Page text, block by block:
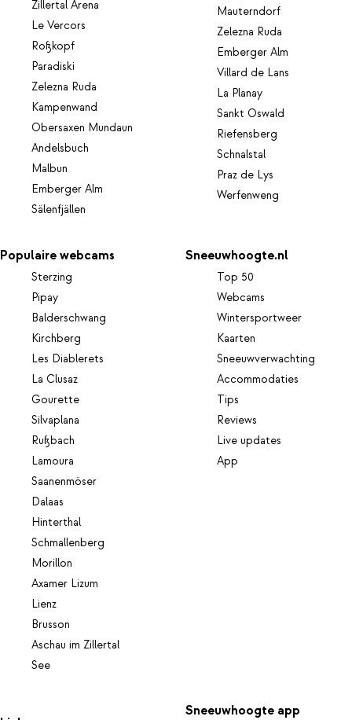
Zillertal Arena
Le Vercors
Roßkopf
Paradiski
Zelezna Ruda
Kampenwand
Obersaxen Mundaun
Andelsbuch
Malbun
Emberger Alm
Sälenfjällen
Mauterndorf
Zelezna Ruda
Emberger Alm
Villard de Lans
La Planay
Sankt Oswald
Riefensberg
Schnalstal
Praz de Lys
Werfenweng
Populaire webcams
Sterzing
Pipay
Balderschwang
Kirchberg
Les Diablerets
La Clusaz
Gourette
Silvaplana
Rußbach
Lamoura
Saanenmöser
Dalaas
Hinterthal
Schmallenberg
Morillon
Axamer Lizum
Lienz
Brusson
Aschau im Zillertal
See
Sneeuwhoogte.nl
Top 50
Webcams
Wintersportweer
Kaarten
Sneeuwverwachting
Accommodaties
Tips
Reviews
Live updates
App
Sneeuwhoogte app